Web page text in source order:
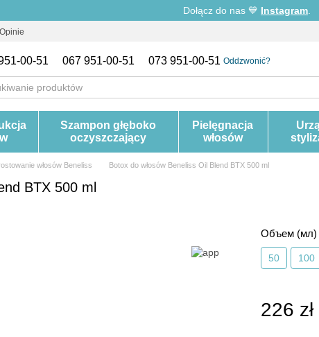
Dołącz do nas 💙 Instagram
Opinie
00-51 067 951-00-51 073 951-00-51 Oddzwonić?
Szampon głęboko
oczyszczający
Pielęgnacja
włosów
włosów Beneliss Botox do włosów Beneliss Oil Blend BTX 500 ml
BTX 500 ml
Объем (мл)
50 100
226 zł